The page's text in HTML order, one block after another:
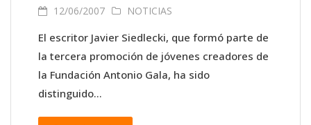
12/06/2007 NOTICIAS
El escritor Javier Siedlecki, que formó parte de
la tercera promoción de jóvenes creadores de
la Fundación Antonio Gala, ha sido
distinguido...